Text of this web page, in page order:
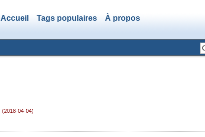
Accueil Tags populaires À propos
(2018-04-04)